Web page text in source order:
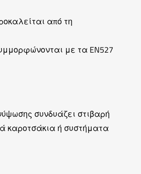
από τη
με τα EN527
συνδυάζει στιβαρή
καροτσάκια ή συστήματα